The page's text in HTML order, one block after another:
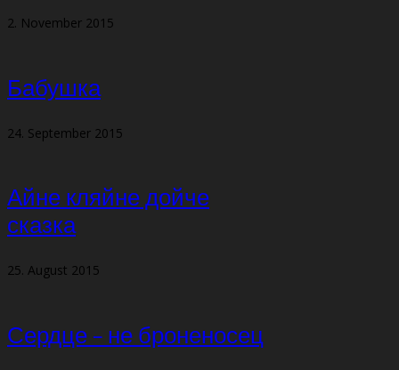
2. November 2015
Бабушка
24. September 2015
Айне кляйне дойче
сказка
25. August 2015
Сердце – не броненосец